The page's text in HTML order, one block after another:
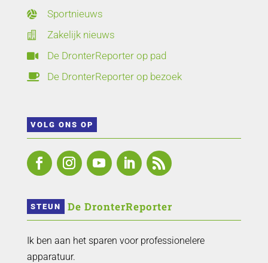
 Sportnieuws
 Zakelijk nieuws
 De DronterReporter op pad
 De DronterReporter op bezoek
VOLG ONS OP
STEUN De DronterReporter
Ik ben aan het sparen voor professionelere
apparatuur.